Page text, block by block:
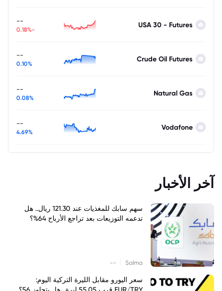
USA 30 - Futures
--
-0.18%
Crude Oil Futures
--
0.10%
Natural Gas
--
0.08%
Vodafone
--
4.69%
آخر الأخبار
سهم سابك للمغذيات عند 121.30 ريال.. هل
تدعمه التوزيعات بعد تراجع الأرباح 64%؟
Salma
--
سعر اليورو مقابل الليرة التركية اليوم: